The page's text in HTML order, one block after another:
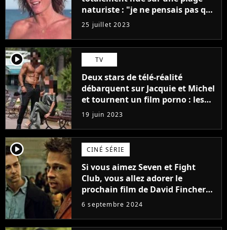
naturiste : "je ne pensais pas que
j'arriverais à le faire..."
25 juillet 2023
player2 TV
Deux stars de télé-réalité
débarquent sur Jacquie et Michel
et tournent un film porno : les
premières images du tournage
(exclu)
19 juin 2023
player2 CINÉ SÉRIE
Si vous aimez Seven et Fight
Club, vous allez adorer le
prochain film de David Fincher
avec lequel il se réinvente
complètement
6 septembre 2024